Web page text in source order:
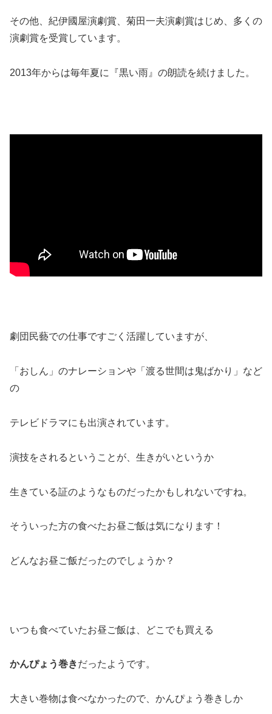
その他、紀伊國屋演劇賞、菊田一夫演劇賞はじめ、多くの
演劇賞を受賞しています。
2013年からは毎年夏に『黒い雨』の朗読を続けました。
劇団民藝での仕事ですごく活躍していますが、
「おしん」のナレーションや「渡る世間は鬼ばかり」など
の
テレビドラマにも出演されています。
演技をされるということが、生きがいというか
生きている証のようなものだったかもしれないですね。
そういった方の食べたお昼ご飯は気になります！
どんなお昼ご飯だったのでしょうか？
いつも食べていたお昼ご飯は、どこでも買える
かんぴょう巻きだったようです。
大きい巻物は食べなかったので、かんぴょう巻きしか